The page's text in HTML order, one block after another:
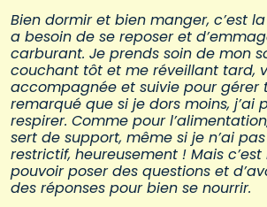
Bien dormir et bien manger, c’est
a besoin de se reposer et
carburant. Je prends soin de mon
couchant tôt et me réveillant tard,
accompagnée et suivie pour gérer
remarqué que si je dors moins, j’ai
respirer. Comme pour
sert de support, même si je n’ai
restrictif, heureusement ! Mais
pouvoir poser des questions et
des réponses pour bien se nourrir.